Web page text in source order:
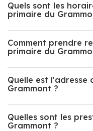
Quels sont les
primaire du
Comment prendre
primaire du
Quelle est l'adresse
Grammont ?
Quelles sont les
Grammont ?